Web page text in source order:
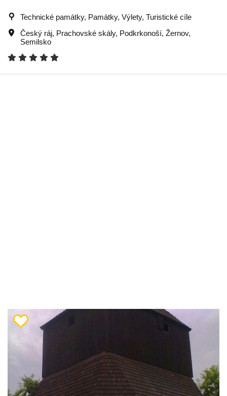
Technické památky, Památky, Výlety, Turistické cíle
Český ráj, Prachovské skály, Podkrkonoší, Žernov,
Semilsko